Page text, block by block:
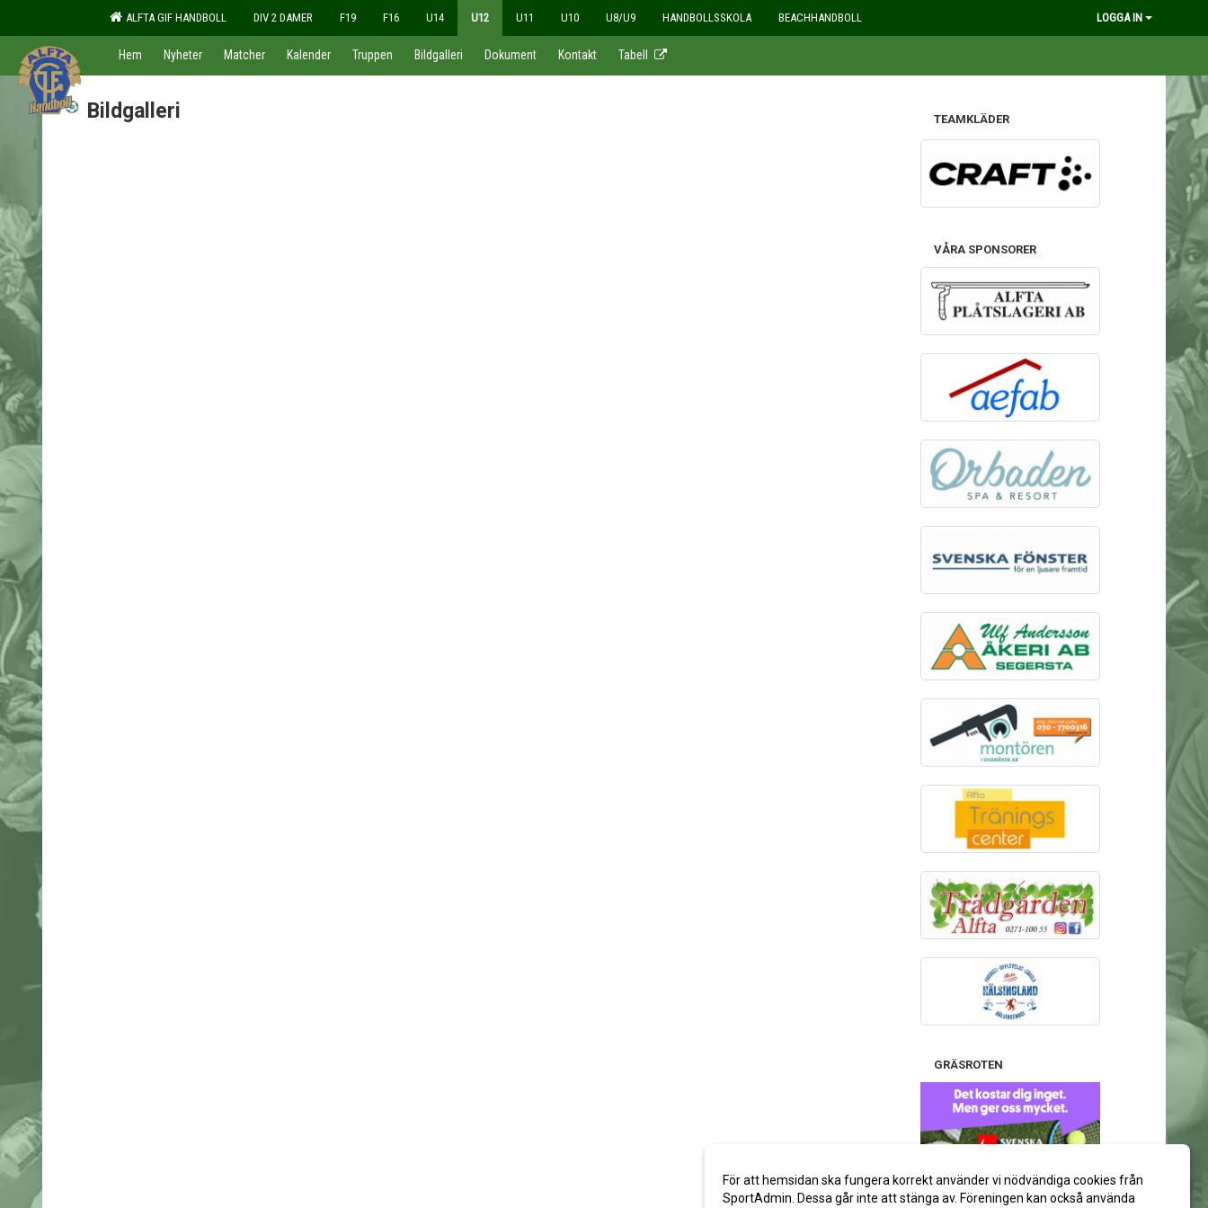
ALFTA GIF HANDBOLL DIV 2 DAMER F19 F16 U14 U12 U11 U10 U8/U9 HANDBOLLSSKOLA BEACHHANDBOLL LOGGA IN
Hem Nyheter Matcher Kalender Truppen Bildgalleri Dokument Kontakt Tabell
Bildgalleri TEAMKLÄDER
VÅRA SPONSORER
GRÄSROTEN
Stötta gärna Alfta GIF Handboll
via ditt spelkort på Svenska Spel:
För att hemsidan ska fungera korrekt använder vi nödvändiga cookies från
SportAdmin. Dessa går inte att stänga av. Föreningen kan också använda